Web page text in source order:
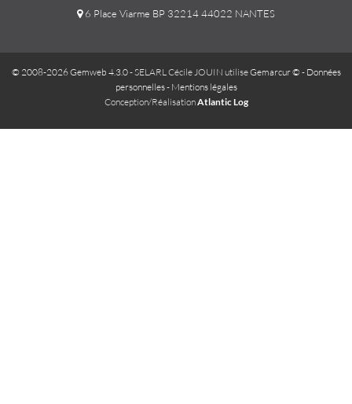
6 Place Viarme BP 32214 44022 NANTES
© 2008-2026 Gemweb 4.3.0- SELARL Cécile JOUIN utiliseGemarcur © - Données
personnelles- Mentions légales
Conception/RéalisationAtlantic Log